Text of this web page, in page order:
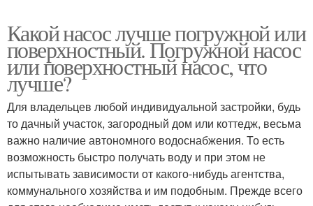
Какой насос лучше погружной или
поверхностный. Погружной насос
или поверхностный насос, что
лучше?
Для владельцев любой индивидуальной застройки, будь
то дачный участок, загородный дом или коттедж, весьма
важно наличие автономного водоснабжения. То есть
возможность быстро получать воду и при этом не
испытывать зависимости от какого-нибудь агентства,
коммунального хозяйства и им подобным. Прежде всего